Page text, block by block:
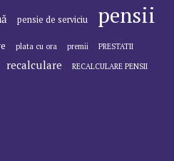
pensie de serviciu pensii
plata cu ora premii
PRESTATII
recalculare
RECALCULARE PENSII